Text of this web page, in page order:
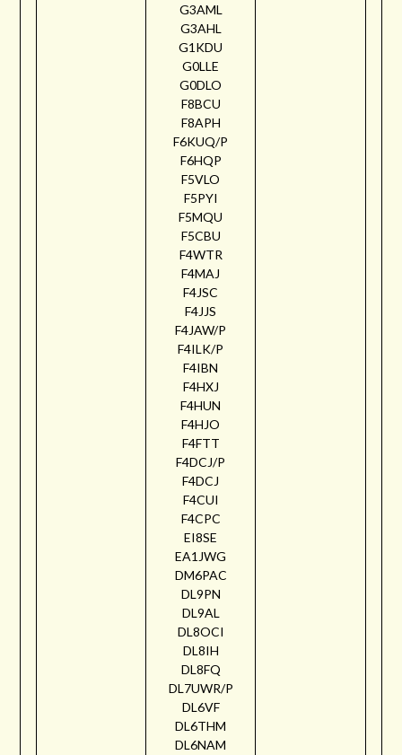
G3AML
G3AHL
G1KDU
G0LLE
G0DLO
F8BCU
F8APH
F6KUQ/P
F6HQP
F5VLO
F5PYI
F5MQU
F5CBU
F4WTR
F4MAJ
F4JSC
F4JJS
F4JAW/P
F4ILK/P
F4IBN
F4HXJ
F4HUN
F4HJO
F4FTT
F4DCJ/P
F4DCJ
F4CUI
F4CPC
EI8SE
EA1JWG
DM6PAC
DL9PN
DL9AL
DL8OCI
DL8IH
DL8FQ
DL7UWR/P
DL6VF
DL6THM
DL6NAM